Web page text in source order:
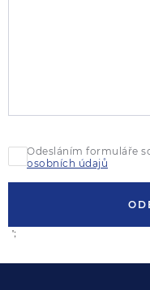
Odesláním formuláře
osobních údajů
';